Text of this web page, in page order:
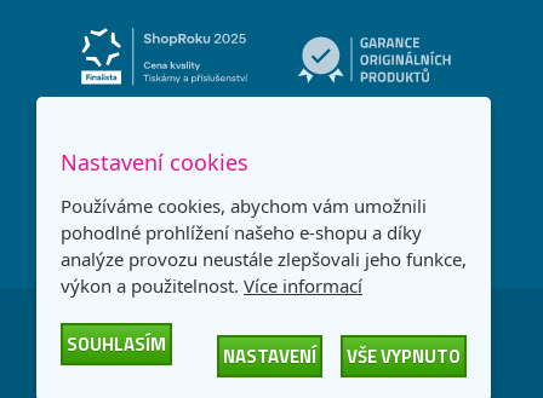
Česká republika Slovensko
Nastavení cookies
Používáme cookies, abychom vám umožnili
pohodlné prohlížení našeho e-shopu a díky
analýze provozu neustále zlepšovali jeho funkce,
výkon a použitelnost. Více informací
SOUHLASÍM NASTAVENÍ VŠE VYPNUTO